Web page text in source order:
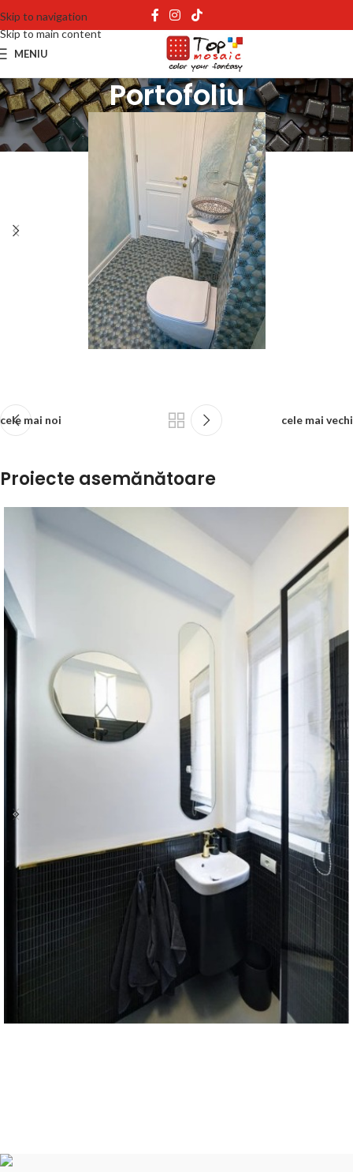
Skip to navigation
Skip to main content
MENIU
Portofoliu
cele mai noi cele mai vechi
Proiecte asemănătoare